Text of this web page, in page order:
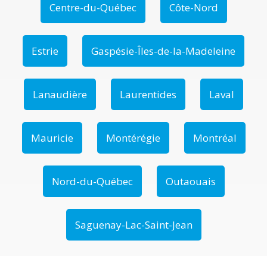
Centre-du-Québec Côte-Nord
Estrie Gaspésie-Îles-de-la-Madeleine
Lanaudière Laurentides Laval
Mauricie Montérégie Montréal
Nord-du-Québec Outaouais
Saguenay-Lac-Saint-Jean